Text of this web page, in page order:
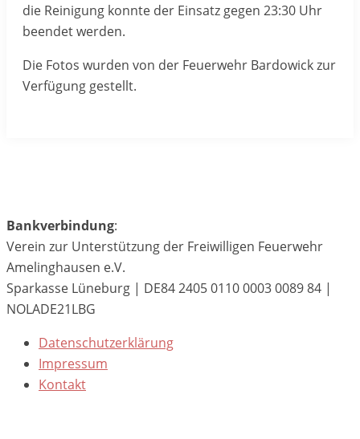
die Reinigung konnte der Einsatz gegen 23:30 Uhr
beendet werden.
Die Fotos wurden von der Feuerwehr Bardowick zur
Verfügung gestellt.
Bankverbindung:
Verein zur Unterstützung der Freiwilligen Feuerwehr
Amelinghausen e.V.
Sparkasse Lüneburg | DE84 2405 0110 0003 0089 84 |
NOLADE21LBG
Datenschutzerklärung
Impressum
Kontakt